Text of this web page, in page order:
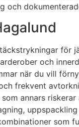
och
för
och
när du vill
frekvent
annars
som